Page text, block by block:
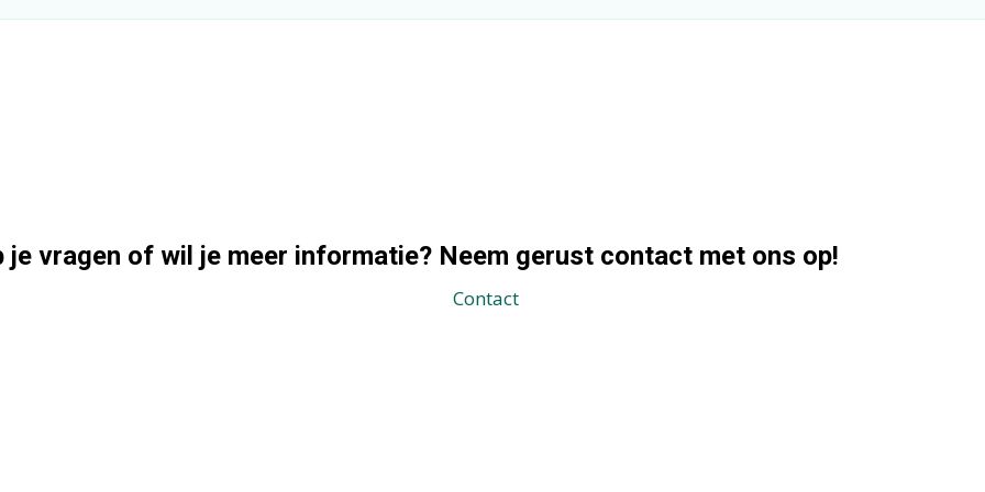
je vragen of wil je meer informatie? Neem gerust contact met ons op!
Contact